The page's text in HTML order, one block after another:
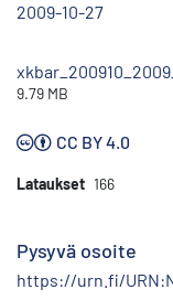
2009-10-27
9.79 MB
CC BY 4.0
Lataukset 166
Pysyvä osoite
https://urn.fi/